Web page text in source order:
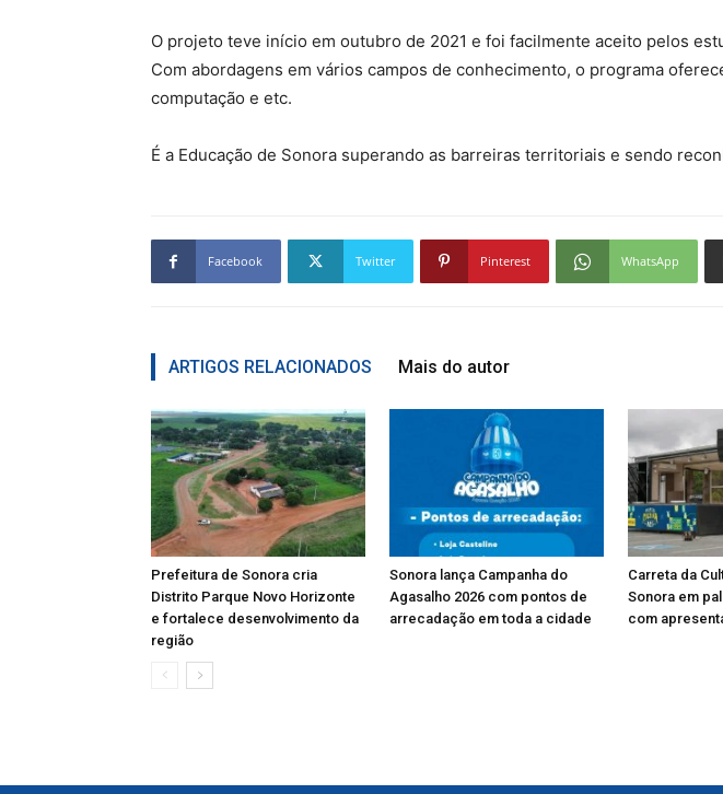
O projeto teve início em outubro de 2021 e foi facilmente aceito pelos
Com abordagens em vários campos de conhecimento, o programa
computação e etc.
É a Educação de Sonora superando as barreiras territoriais e sendo
Facebook Twitter Pinterest WhatsApp
ARTIGOS RELACIONADOS Mais do autor
Prefeitura de Sonora cria
Distrito Parque Novo Horizonte
e fortalece desenvolvimento da
região
Sonora lança Campanha do
Agasalho 2026 com pontos de
arrecadação em toda a cidade
Carreta da
Sonora em
com